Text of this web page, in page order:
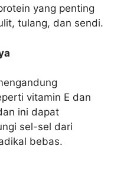
yang penting
tulang, dan sendi.
vitamin E dan
ini dapat
sel-sel dari
bebas.